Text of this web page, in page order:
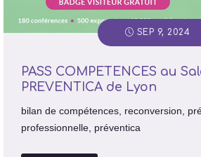
SEP 9, 2024
PASS COMPETENCES au
PREVENTICA de Lyon
bilan de compétences, reconversion,
professionnelle, préventica